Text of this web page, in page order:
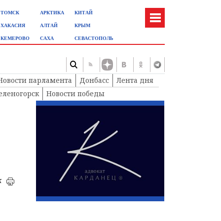
ТОМСК
ХАКАСИЯ
КЕМЕРОВО
АРКТИКА
АЛТАЙ
САХА
КИТАЙ
КРЫМ
СЕВАСТОПОЛЬ
парламента Донбасс
Лента дня
Новости победы